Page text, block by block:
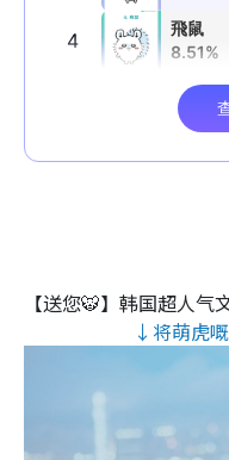
【送您🐯】韩国超人气
↓将萌虎